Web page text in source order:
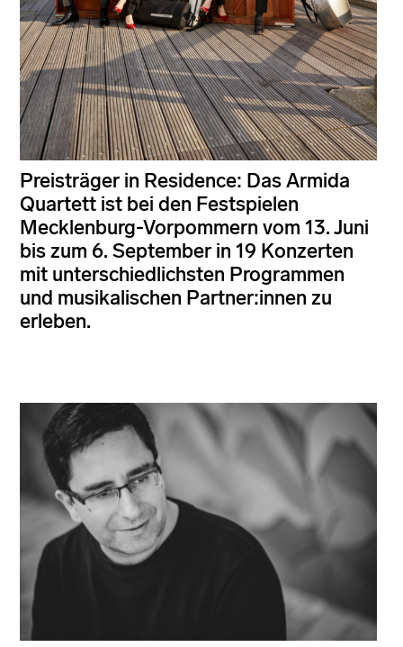
Preisträger in Residence: Das Armida
Quartett ist bei den Festspielen
Mecklenburg-Vorpommern vom 13. Juni
bis zum 6. September in 19 Konzerten
mit unterschiedlichsten Programmen
und musikalischen Partner:innen zu
erleben.